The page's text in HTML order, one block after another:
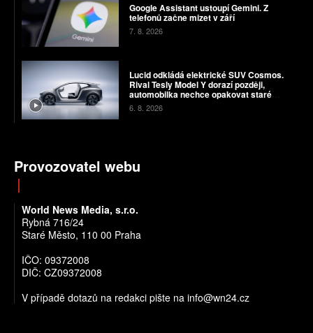
Google Assistant ustoupí Gemini. Z
telefonů začne mizet v září
7. 8. 2026
Lucid odkládá elektrické SUV Cosmos.
Rival Tesly Model Y dorazí později,
automobilka nechce opakovat staré
chyby
6. 8. 2026
Provozovatel webu
World News Media, s.r.o.
Rybná 716/24
Staré Město, 110 00 Praha
IČO: 09372008
DIČ: CZ09372008
V případě dotazů na redakci pište na info@wn24.cz